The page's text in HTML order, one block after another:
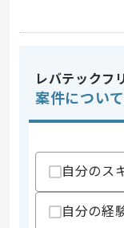
レバテックフ
案件について
自分のス
自分の経